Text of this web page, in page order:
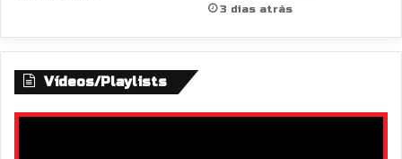
3 dias atrás
Vídeos/Playlists